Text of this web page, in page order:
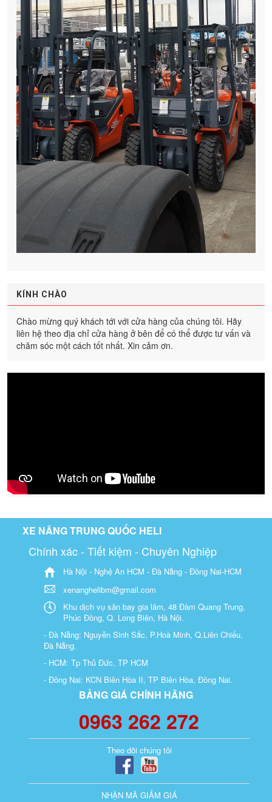
KÍNH CHÀO
Chào mừng quý khách tới với cửa hàng của chúng tôi. Hãy
liên hệ theo địa chỉ cửa hàng ở bên để có thể được tư vấn và
chăm sóc một cách tốt nhất. Xin cảm ơn.
XE NÂNG TRUNG QUỐC HELI
Chính xác - Tiết kiệm - Chuyên Nghiệp
Hà Nội - Nghệ An HCM - Đà Nẵng - Đồng Nai-HCM
xenanghelibm@gmail.com
Khu dịch vụ sân bay gia lâm, 48 Đàm Quang Trung,
Phúc Đồng, Q. Long Biên, Hà Nội.
- Đà Nẵng: Nguyễn Sinh Sắc, P.Hoà Minh, Q.Liên Chiểu,
Đà Nẵng.
- HCM: Tp Thủ Đức, TP HCM
- Đồng Nai: KCN Biên Hòa II, TP Biên Hòa, Đồng Nai.
BẢNG GIÁ CHÍNH HÃNG
0963 262 272
Theo dõi chúng tôi
NHẬN MÃ GIẢM GIÁ